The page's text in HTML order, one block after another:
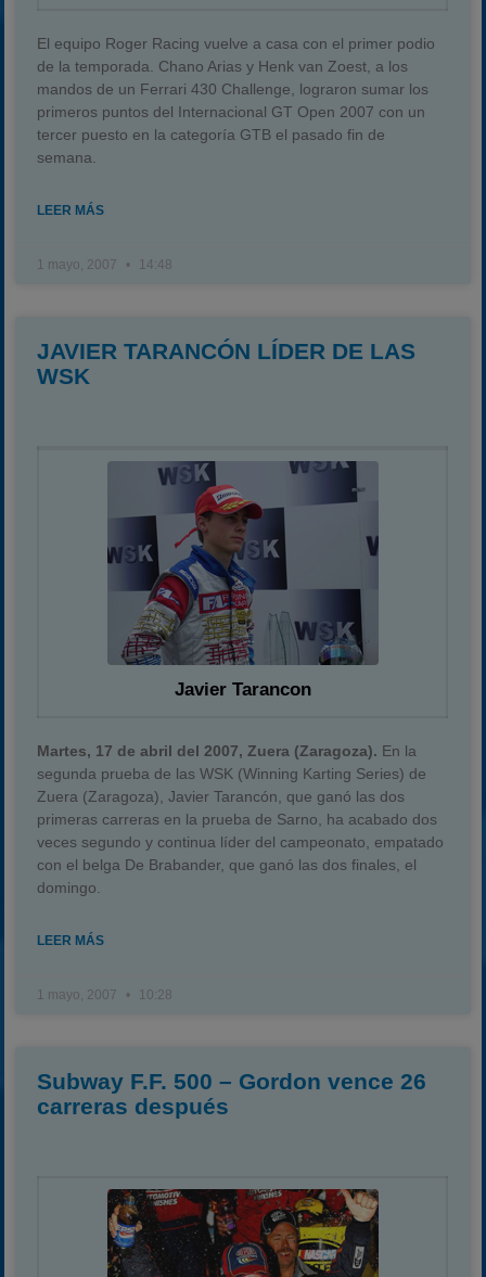
El equipo Roger Racing vuelve a casa con el primer podio
de la temporada. Chano Arias y Henk van Zoest, a los
mandos de un Ferrari 430 Challenge, lograron sumar los
primeros puntos del Internacional GT Open 2007 con un
tercer puesto en la categoría GTB el pasado fin de
semana.
LEER MÁS
1 mayo, 2007 14:48
JAVIER TARANCÓN LÍDER DE LAS
WSK
Javier Tarancon
Martes, 17 de abril del 2007, Zuera (Zaragoza). En la
segunda prueba de las WSK (Winning Karting Series) de
Zuera (Zaragoza), Javier Tarancón, que ganó las dos
primeras carreras en la prueba de Sarno, ha acabado dos
veces segundo y continua líder del campeonato, empatado
con el belga De Brabander, que ganó las dos finales, el
domingo.
LEER MÁS
1 mayo, 2007 10:28
Subway F.F. 500 – Gordon vence 26
carreras después